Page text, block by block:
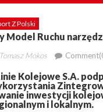
Z Polski
Model Ruchu
Author
Tomasz Mokos
Kolejowe S.A.
inwestycji
i lokalnym.